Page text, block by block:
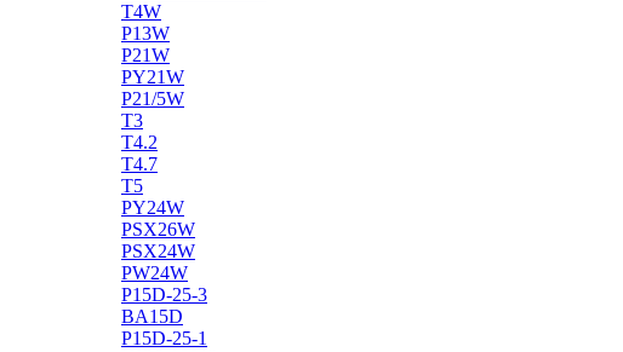
T4W
P13W
P21W
PY21W
P21/5W
T3
T4.2
T4.7
T5
PY24W
PSX26W
PSX24W
PW24W
P15D-25-3
BA15D
P15D-25-1